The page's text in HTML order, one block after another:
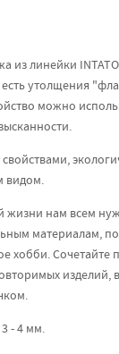
из линейки
утолщения
можно
видом.
жизни нам всем
материалам,
хобби. Сочетайте
изделий,
3 - 4 мм.